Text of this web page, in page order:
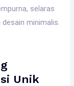
selaras
minimalis.
Unik